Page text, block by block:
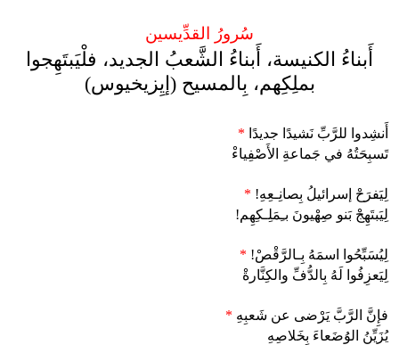
سُرورُ القدِّيسين
أَبناءُ الكنيسة، أَبناءُ الشَّعبُ الجديد، فلْيَبتَهِجوا
بملِكِهم، بِالمسيح (إيِزيخيوس)
أَنشِدوا للرَّبِّ نَشيدًا جديدًا *
تَسبِحَتُهُ في جَماعةِ الأَصْفِياءْ
لِيَفرَحْ إسرائيلُ بِصانِـعِهِ! *
لِيَبتَهِجْ بَنو صِهْيونَ بـِمَلِـكِهِم!
لِيُسَبِّحُوا اسمَهُ بِـالرَّقْصْ! *
لِيَعزِفُوا لَهُ بِالدُّفِّ والكِنَّارةْ
فإِنَّ الرَّبَّ يَرْضى عن شَعبِهِ *
يُزَيِّنُ الوُضَعاءَ بِخَلاصِهِ